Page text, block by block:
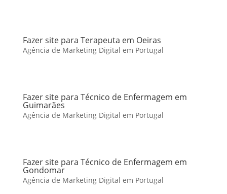
Fazer site para Terapeuta em Oeiras
Agência de Marketing Digital em Portugal
Fazer site para Técnico de Enfermagem em
Guimarães
Agência de Marketing Digital em Portugal
Fazer site para Técnico de Enfermagem em
Gondomar
Agência de Marketing Digital em Portugal